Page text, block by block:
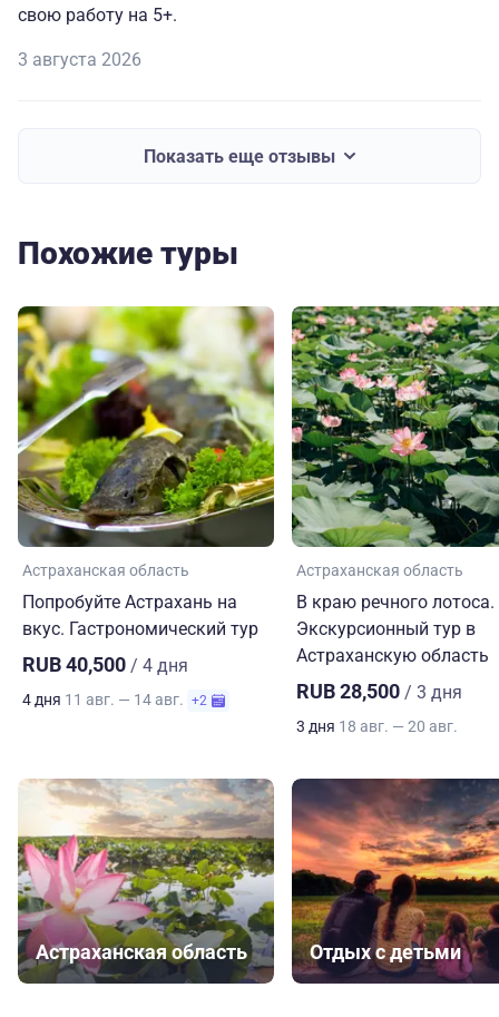
свою работу на 5+.
3 августа 2026
Показать еще отзывы
Похожие туры
Астраханская область
Попробуйте Астрахань на
вкус. Гастрономический тур
RUB 40,500 / 4 дня
4 дня 11 авг. — 14 авг. +2
Астраханская область
В краю речного лотоса.
Экскурсионный тур в
Астраханскую область
RUB 28,500 / 3 дня
3 дня 18 авг. — 20 авг.
Астраханская область Отдых с детьми